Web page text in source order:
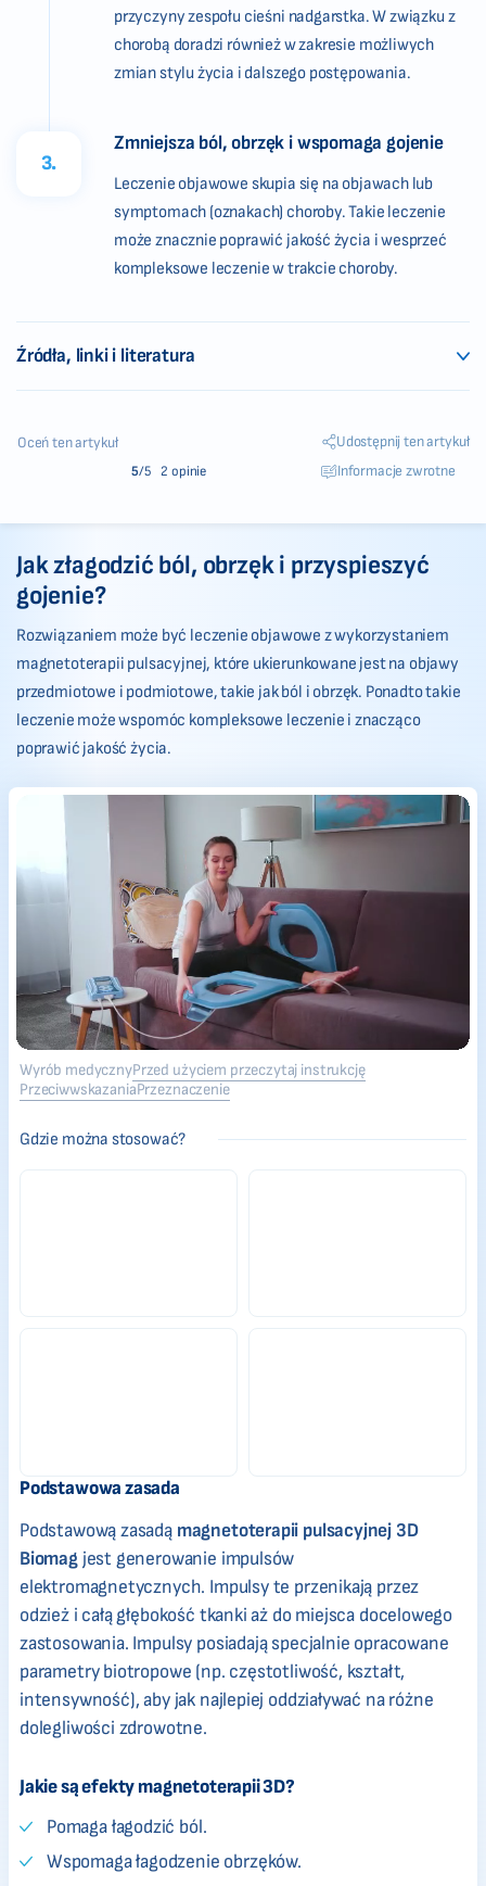
przyczyny zespołu cieśni nadgarstka. W związku z
chorobą doradzi również w zakresie możliwych
zmian stylu życia i dalszego postępowania.
3.
Zmniejsza ból, obrzęk i wspomaga gojenie
Leczenie objawowe skupia się na objawach lub
symptomach (oznakach) choroby. Takie leczenie
może znacznie poprawić jakość życia i wesprzeć
kompleksowe leczenie w trakcie choroby.
Źródła, linki i literatura
Oceń ten artykuł
5/5 2 opinie
Udostępnij ten artykuł
Informacje zwrotne
Jak złagodzić ból, obrzęk i przyspieszyć
gojenie?
Rozwiązaniem może być leczenie objawowe z wykorzystaniem
magnetoterapii pulsacyjnej, które ukierunkowane jest na objawy
przedmiotowe i podmiotowe, takie jak ból i obrzęk. Ponadto takie
leczenie może wspomóc kompleksowe leczenie i znacząco
poprawić jakość życia.
Wyrób medycznyPrzed użyciem przeczytaj instrukcję
PrzeciwwskazaniaPrzeznaczenie
Gdzie można stosować?
Podstawowa zasada
Podstawową zasadąmagnetoterapii pulsacyjnej 3D
Biomagjest generowanie impulsów
elektromagnetycznych. Impulsy te przenikają przez
odzież i całą głębokość tkanki aż do miejsca docelowego
zastosowania. Impulsy posiadają specjalnie opracowane
parametry biotropowe (np. częstotliwość, kształt,
intensywność), aby jak najlepiej oddziaływać na różne
dolegliwości zdrowotne.
Jakie są efekty magnetoterapii 3D?
Pomaga łagodzić ból.
Wspomaga łagodzenie obrzęków.